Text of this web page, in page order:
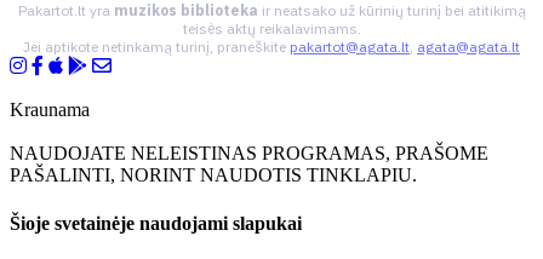
Pakartot.lt yra muzikos biblioteka ir neatsako už kūrinių turinį bei atitikimą
teisės aktų reikalavimams.
Jei aptikote netinkamą turinį, praneškite pakartot@agata.lt, agata@agata.lt
Kraunama
NAUDOJATE NELEISTINAS PROGRAMAS, PRAŠOME
PAŠALINTI, NORINT NAUDOTIS TINKLAPIU.
Šioje svetainėje naudojami slapukai